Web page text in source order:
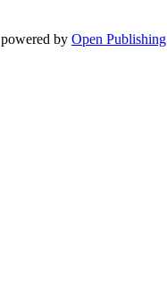
powered by Open Publishing